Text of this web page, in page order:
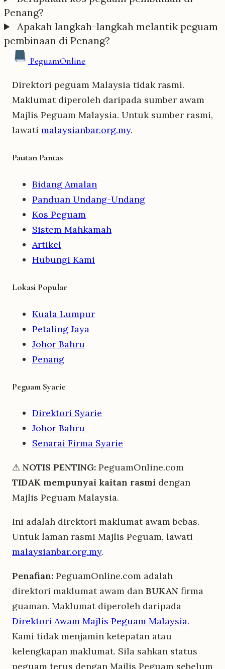
Penang?
Apakah langkah-langkah melantik peguam
pembinaan di Penang?
PeguamOnline
Direktori peguam Malaysia tidak rasmi.
Maklumat diperoleh daripada sumber awam
Majlis Peguam Malaysia. Untuk sumber rasmi,
lawati malaysianbar.org.my.
Pautan Pantas
Bidang Amalan
Panduan Undang-Undang
Kos Peguam
Sistem Mahkamah
Artikel
Hubungi Kami
Lokasi Popular
Kuala Lumpur
Petaling Jaya
Johor Bahru
Penang
Peguam Syarie
Direktori Syarie
Johor Bahru
Senarai Firma Syarie
⚠ NOTIS PENTING: PeguamOnline.com
TIDAK mempunyai kaitan rasmi dengan
Majlis Peguam Malaysia.
Ini adalah direktori maklumat awam bebas.
Untuk laman rasmi Majlis Peguam, lawati
malaysianbar.org.my.
Penafian: PeguamOnline.com adalah
direktori maklumat awam dan BUKAN firma
guaman. Maklumat diperoleh daripada
Direktori Awam Majlis Peguam Malaysia.
Kami tidak menjamin ketepatan atau
kelengkapan maklumat. Sila sahkan status
peguam terus dengan Majlis Peguam sebelum